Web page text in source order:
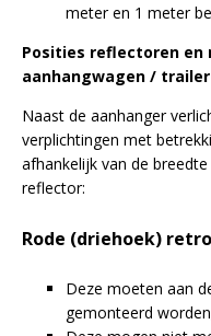
meter en 1 meter
Posities reflectoren
aanhangwagen / trailer
Naast de aanhanger
verplichtingen met
afhankelijk van de
reflector:
Rode (driehoek)
Deze moeten aan
gemonteerd